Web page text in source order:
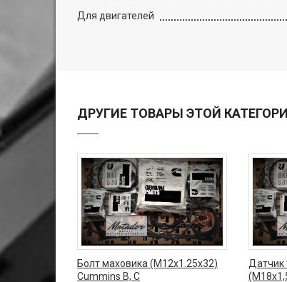
Для двигателей
ДРУГИЕ ТОВАРЫ ЭТОЙ
Болт маховика (М12x1.25x32)
Cummins B, C
Датчик